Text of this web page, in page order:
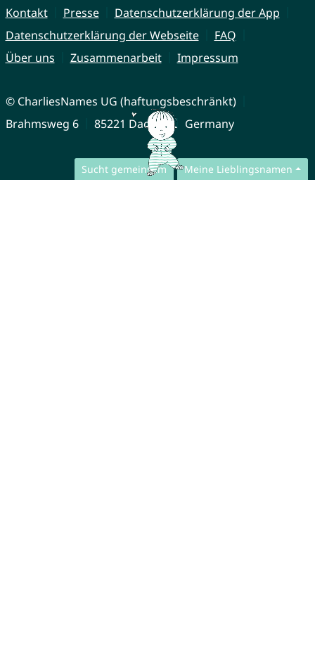
Sucht gemeinsam Meine Lieblingsnamen
Kontakt Presse
Datenschutzerklärung der App
Datenschutzerklärung der Webseite
FAQ
Über uns
Zusammenarbeit Impressum
© CharliesNames UG (haftungsbeschränkt)
Brahmsweg 6
85221 Dachau Germany